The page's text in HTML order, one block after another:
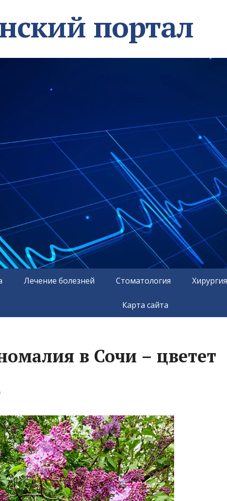
портал
Лечение болезней Стоматология Хирургия
Карта сайта
в Сочи – цветет